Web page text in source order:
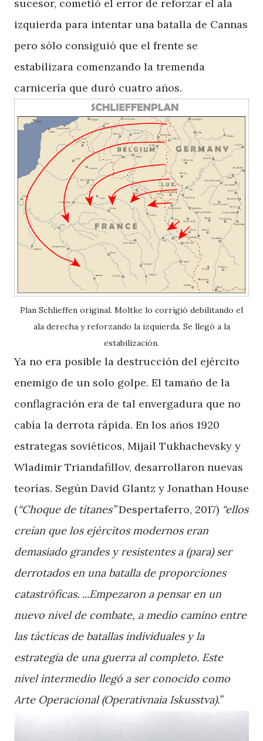
sucesor, cometió el error de reforzar el ala
izquierda para intentar una batalla de Cannas
pero sólo consiguió que el frente se
estabilizara comenzando la tremenda
carnicería que duró cuatro años.
Plan Schlieffen original. Moltke lo corrigió debilitando el
ala derecha y reforzando la izquierda. Se llegó a la
estabilización.
Ya no era posible la destrucción del ejército
enemigo de un solo golpe. El tamaño de la
conflagración era de tal envergadura que no
cabía la derrota rápida. En los años 1920
estrategas soviéticos, Mijaíl Tukhachevsky y
Wladimir Triandafillov, desarrollaron nuevas
teorías. Según David Glantz y Jonathan House
(“Choque de titanes”Despertaferro, 2017) “ellos
creían que los ejércitos modernos eran
demasiado grandes y resistentes a (para) ser
derrotados en una batalla de proporciones
catastróficas. ...Empezaron a pensar en un
nuevo nivel de combate, a medio camino entre
las tácticas de batallas individuales y la
estrategia de una guerra al completo. Este
nivel intermedio llegó a ser conocido como
Arte Operacional (Operativnaia Iskusstva).”